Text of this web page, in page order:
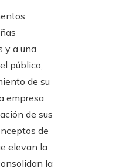
y a una
público,
de su
empresa
de sus
de
elevan la
la